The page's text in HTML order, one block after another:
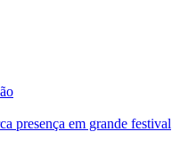
presença em grande festival